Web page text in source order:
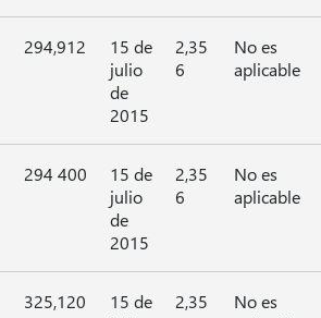
294,912
15 de
julio
de
2015
2,35
6
No es
aplicable
294 400
15 de
julio
de
2015
2,35
6
No es
aplicable
325,120
15 de
2,35
No es